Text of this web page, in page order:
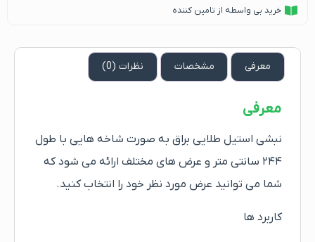
خرید بی واسطه از تامین کننده
معرفی مشخصات نظرات (0)
معرفی
نبشی استیل طلایی براق به صورت شاخه هایی با طول
۲۴۴ سانتی متر و عرض های مختلف ارائه می شود که
شما می توانید عرض مورد نظر خود را انتخاب کنید.
کاربرد ها